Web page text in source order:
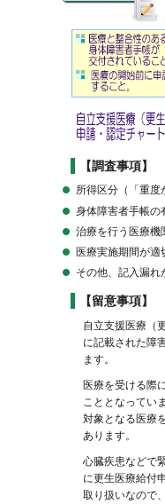
【調査事項】
所得区分（「重度
身体障害者手帳の
治療を行う医療機
医療実施期間が適
その他、記入漏れ
【留意事項】
自立支援医療（
に記載された障
ます。
医療を受ける際
こととなってい
対象となる医療
あります。
心臓疾患などで
に更生医療給付
取り扱いなので